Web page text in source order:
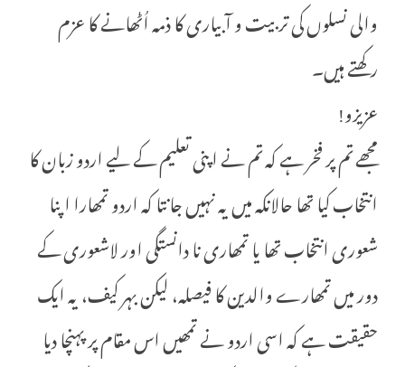
والی نسلوں کی تربیت و آبیاری کا ذمہ اُٹھانے کا عزم
رکھتے ہیں۔
عزیزو!
مجھے تم پر فخر ہے کہ تم نے اپنی تعلیم کے لیے اردو زبان کا
انتخاب کیا تھا حالانکہ میں یہ نہیں جانتا کہ اردو تمھارا اپنا
شعوری انتخاب تھا یا تمھاری نا دانستگی اور لاشعوری کے
دور میں تمھارے والدین کا فیصلہ، لیکن بہر کیف، یہ ایک
حقیقت ہے کہ اسی اردو نے تمھیں اس مقام پر پہنچا دیا